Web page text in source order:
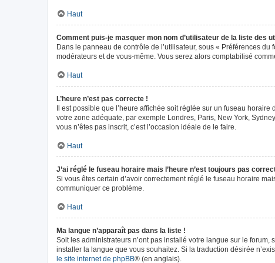
Haut
Comment puis-je masquer mon nom d’utilisateur de la liste des
Dans le panneau de contrôle de l’utilisateur, sous « Préférences
modérateurs et de vous-même. Vous serez alors comptabilisé
Haut
L’heure n’est pas correcte !
Il est possible que l’heure affichée soit réglée sur un fuseau
votre zone adéquate, par exemple Londres, Paris, New York,
vous n’êtes pas inscrit, c’est l’occasion idéale de le faire.
Haut
J’ai réglé le fuseau horaire mais l’heure n’est toujours pas
Si vous êtes certain d’avoir correctement réglé le fuseau horaire
communiquer ce problème.
Haut
Ma langue n’apparaît pas dans la liste !
Soit les administrateurs n’ont pas installé votre langue sur le
installer la langue que vous souhaitez. Si la traduction désirée
le site internet de phpBB® (en anglais).